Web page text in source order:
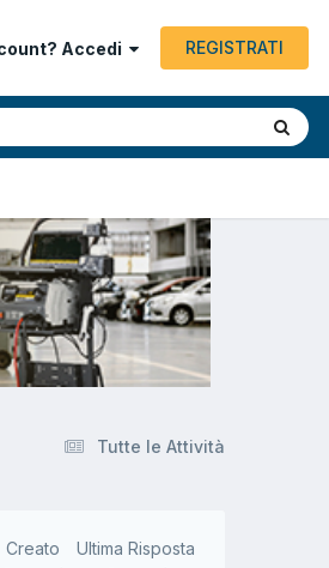
Accedi REGISTRATI
Tutte le Attività
Creato Ultima Risposta